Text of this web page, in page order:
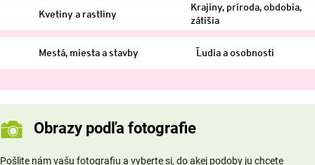
Kvetiny a rastliny
Krajiny, príroda, obdobia,
zátišia
Mestá, miesta a stavby Ľudia a osobnosti
Obrazy podľa fotografie
Pošlite nám vašu fotografiu a vyberte si, do akej podoby ju chcete